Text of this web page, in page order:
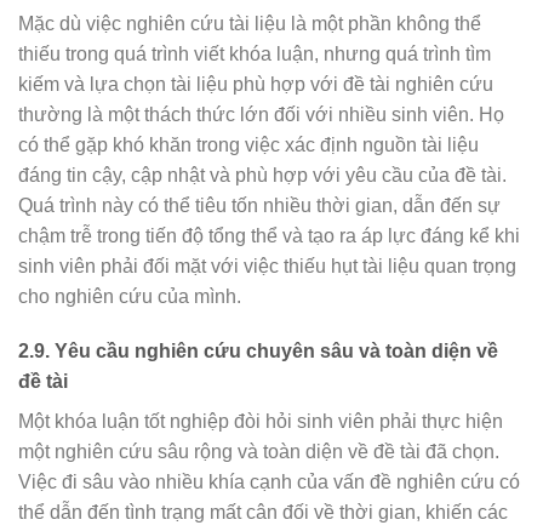
Mặc dù việc nghiên cứu tài liệu là một phần không thể
thiếu trong quá trình viết khóa luận, nhưng quá trình tìm
kiếm và lựa chọn tài liệu phù hợp với đề tài nghiên cứu
thường là một thách thức lớn đối với nhiều sinh viên. Họ
có thể gặp khó khăn trong việc xác định nguồn tài liệu
đáng tin cậy, cập nhật và phù hợp với yêu cầu của đề tài.
Quá trình này có thể tiêu tốn nhiều thời gian, dẫn đến sự
chậm trễ trong tiến độ tổng thể và tạo ra áp lực đáng kể khi
sinh viên phải đối mặt với việc thiếu hụt tài liệu quan trọng
cho nghiên cứu của mình.
2.9. Yêu cầu nghiên cứu chuyên sâu và toàn diện về
đề tài
Một khóa luận tốt nghiệp đòi hỏi sinh viên phải thực hiện
một nghiên cứu sâu rộng và toàn diện về đề tài đã chọn.
Việc đi sâu vào nhiều khía cạnh của vấn đề nghiên cứu có
thể dẫn đến tình trạng mất cân đối về thời gian, khiến các